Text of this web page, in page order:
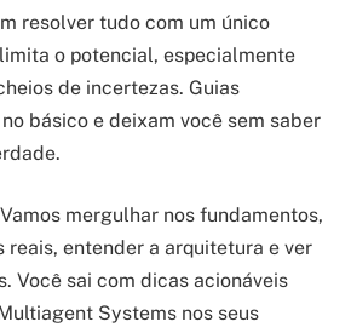
resolver tudo com um único
o potencial, especialmente
de incertezas. Guias
básico e deixam você sem saber
mergulhar nos fundamentos,
reais, entender a arquitetura e ver
Você sai com dicas acionáveis
Systems nos seus